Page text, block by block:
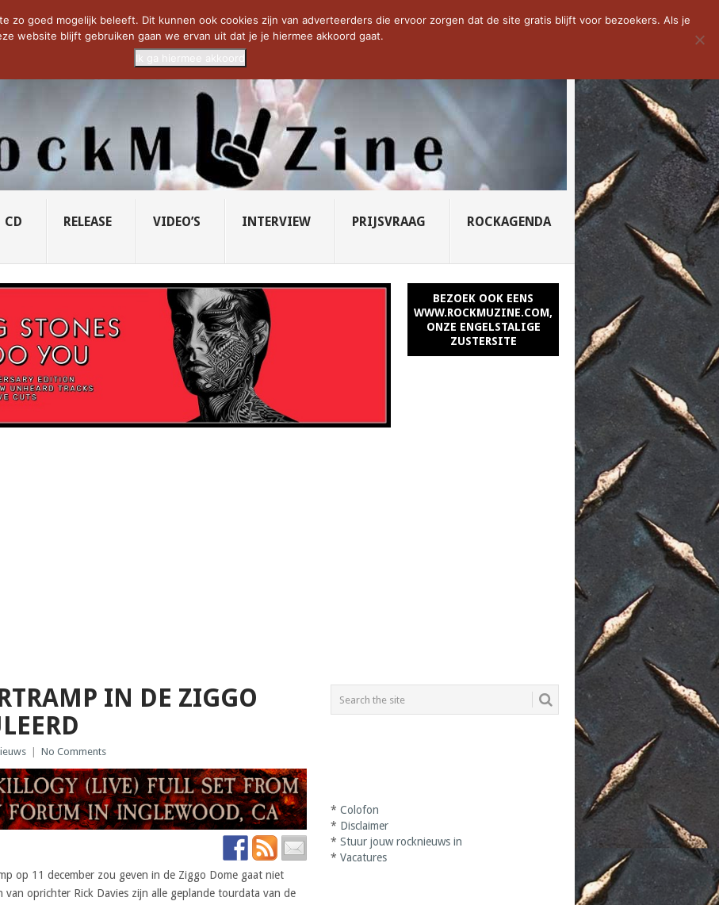
PRIDE OF LIONS – U... SAVATAGE KOMT TERUG IN 0... CD VAN DE WEEK: SLEEPING...
CD RELEASE VIDEO’S INTERVIEW PRIJSVRAAG ROCKAGENDA
BEZOEK OOK EENS
WWW.ROCKMUZINE.COM,
ONZE ENGELSTALIGE
ZUSTERSITE
IN DE ZIGGO
No Comments
op 11 december zou geven in de Ziggo Dome gaat niet
oprichter Rick Davies zijn alle geplande tourdata van de
*Colofon
* Disclaimer
*Stuur jouw rocknieuws in
*Vacatures
zo goed mogelijk beleeft. Dit kunnen ook cookies zijn van adverteerders die ervoor zorgen dat de site gratis blijft voor bezoekers. Als je
website blijft gebruiken gaan we ervan uit dat je je hiermee akkoord gaat.
Ik ga hiermee akkoord